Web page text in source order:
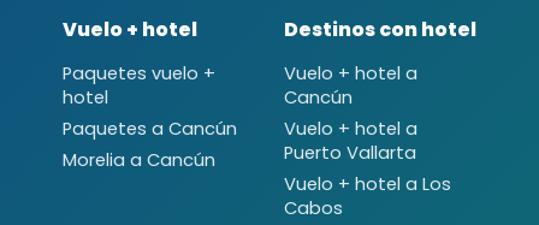
Vuelo + hotel
Paquetes vuelo +
hotel
Paquetes a Cancún
Morelia a Cancún
Destinos con hotel
Vuelo + hotel a
Cancún
Vuelo + hotel a
Puerto Vallarta
Vuelo + hotel a Los
Cabos